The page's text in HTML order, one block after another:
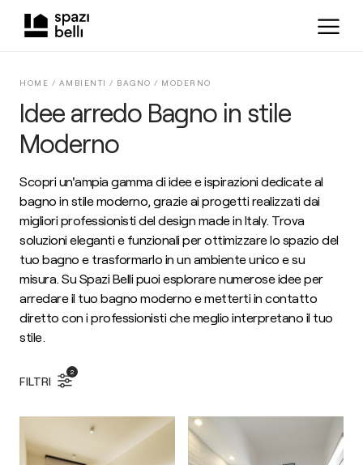
Idee arredo Bagno in stile
Moderno
HOME / AMBIENTI / BAGNO / MODERNO
Scopri un'ampia gamma di idee e ispirazioni dedicate al
bagno in stile moderno, grazie ai progetti realizzati dai
migliori professionisti del design made in Italy. Trova
soluzioni eleganti e funzionali per ottimizzare lo spazio del
tuo bagno e trasformarlo in un ambiente unico e su
misura. Su Spazi Belli puoi esplorare numerose idee per
arredare il tuo bagno moderno e metterti in contatto
diretto con i professionisti che meglio interpretano il tuo
stile.
FILTRI
2